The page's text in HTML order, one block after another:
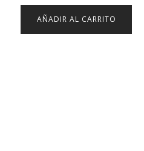
AÑADIR AL CARRITO